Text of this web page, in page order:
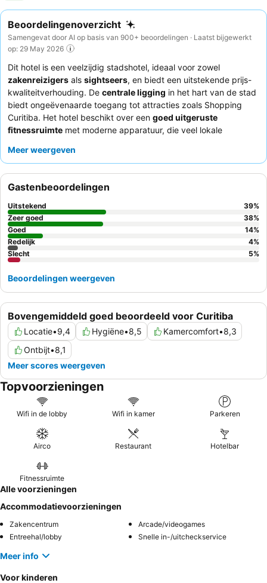
Beoordelingenoverzicht
Samengevat door AI op basis van 900+ beoordelingen · Laatst bijgewerkt
op: 29 May 2026
Dit hotel is een veelzijdig stadshotel, ideaal voor zowel
zakenreizigers als sightseers, en biedt een uitstekende prijs-
kwaliteitverhouding. De centrale ligging in het hart van de stad
biedt ongeëvenaarde toegang tot attracties zoals Shopping
Curitiba. Het hotel beschikt over een goed uitgeruste
fitnessruimte met moderne apparatuur, die veel lokale
en behulpzame personeel
beste een kamer aan de achterkant van het hotel aanvragen om
mogelijke geluidsoverlast te minimaliseren.
Meer weergeven
Bovengemiddeld goed beoordeeld voor Curitiba
Locatie•9,4 Hygiëne•8,5 Kamercomfort•8,3
Ontbijt•8,1
Meer scores weergeven
Gastenbeoordelingen
Uitstekend 39%
Zeer goed
38%
Goed
14%
Redelijk
4%
Slecht
5%
Beoordelingen weergeven
Topvoorzieningen
Wifi in de lobby Wifi in kamer Parkeren
Airco Restaurant Hotelbar
Fitnessruimte
Alle voorzieningen
Accommodatievoorzieningen
Zakencentrum
Arcade/videogames
Entreehal/lobby
Snelle in-/uitcheckservice
Meer info
Voor kinderen